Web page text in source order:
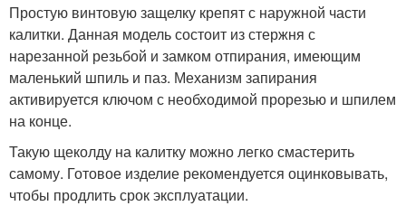
Простую винтовую защелку крепят с наружной части
калитки. Данная модель состоит из стержня с
нарезанной резьбой и замком отпирания, имеющим
маленький шпиль и паз. Механизм запирания
активируется ключом с необходимой прорезью и шпилем
на конце.
Такую щеколду на калитку можно легко смастерить
самому. Готовое изделие рекомендуется оцинковывать,
чтобы продлить срок эксплуатации.